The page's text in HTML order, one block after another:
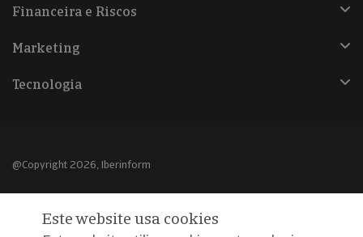
Financeira e Riscos
Marketing
Tecnologia
@Copyright 2026, Iberinform
Este website usa cookies